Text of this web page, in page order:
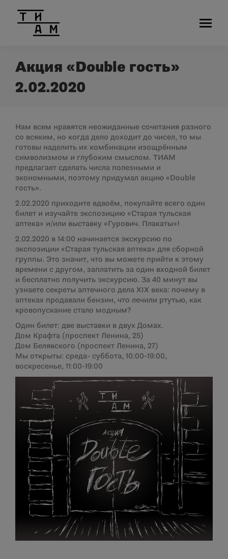
Акция «Double гость»
2.02.2020
Нам всем нравятся неожиданные сочетания разного
со всяким, но когда дело доходит до чисел, то мы
готовы наделить их комбинации изощрённым
символизмом и глубоким смыслом. ТИАМ
предлагает сделать числа полезными и
экономными, поэтому придумал акцию «Double
гость».
2.02.2020 приходите вдвоём, покупайте всего один
билет и изучайте экспозицию «Старая тульская
аптека» и/или выставку «Гурович. Плакаты»!
2.02.2020 в 14:00 начинается экскурсию по
экспозиции «Старая тульская аптека» для сборной
группы. Это значит, что вы можете прийти к этому
времени с другом, заплатить за один входной билет
и бесплатно получить экскурсию. За 40 минут вы
узнаете секреты аптечного дела XIX века: почему в
аптеках продавали бензин, что лечили ртутью, как
кровопускание стало модным?
Один билет: две выставки в двух Домах.
Дом Крафта (проспект Ленина, 25)
Дом Белявского (проспект Ленина, 27)
Мы открыты: среда- суббота, 10:00-19:00,
воскресенье, 11:00-19:00